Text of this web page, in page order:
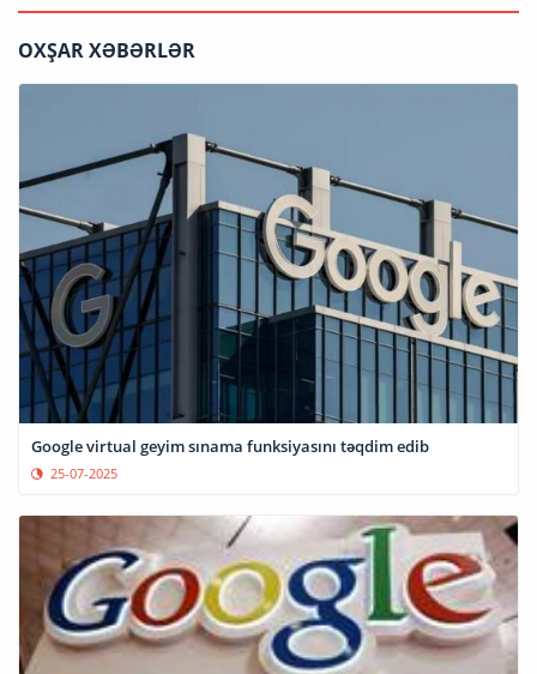
OXŞAR XƏBƏRLƏR
Google virtual geyim sınama funksiyasını təqdim edib
25-07-2025